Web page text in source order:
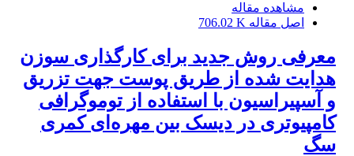
مشاهده مقاله
اصل مقاله 706.02 K
معرفی روش جدید برای کارگذاری سوزن
هدایت شده از طریق پوست جهت تزریق
و آسپیراسیون با استفاده از توموگرافی
کامپیوتری در دیسک بین مهره‌ای کمری
سگ